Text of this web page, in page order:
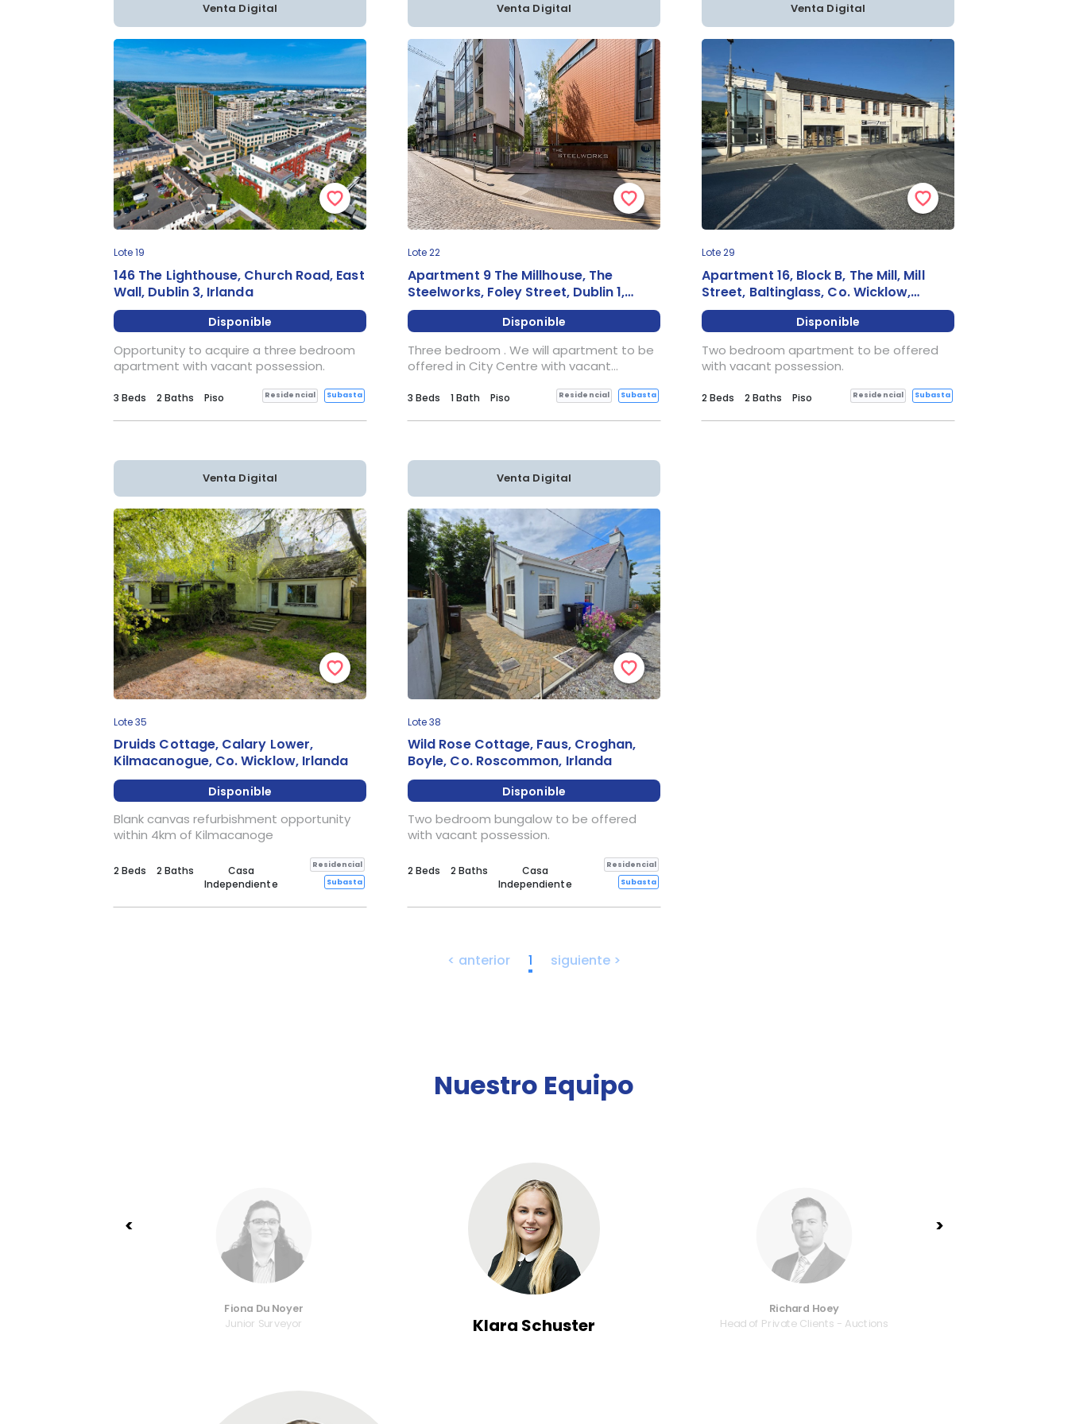
Venta Digital
Lote 19
146 The Lighthouse, Church Road, East
Wall, Dublin 3, Irlanda
Disponible
Opportunity to acquire a three bedroom
apartment with vacant possession.
3 Beds 2 Baths Piso Residencial Subasta
Venta Digital
Lote 22
Apartment 9 The Millhouse, The
Steelworks, Foley Street, Dublin 1,
Irlanda
Disponible
Three bedroom . We will apartment to be
offered in City Centre with vacant
3 Beds 1 Bath Piso Residencial Subasta
Venta Digital
Lote 29
Apartment 16, Block B, The Mill, Mill
Street, Baltinglass, Co. Wicklow,
Irlanda
Disponible
Two bedroom apartment to be offered
with vacant possession.
2 Beds 2 Baths Piso Residencial Subasta
Venta Digital
Lote 35
Druids Cottage, Calary Lower,
Kilmacanogue, Co. Wicklow, Irlanda
Disponible
Blank canvas refurbishment opportunity
within 4km of Kilmacanoge
2 Beds 2 Baths
Casa
Independiente
Residencial
Subasta
Venta Digital
Lote 38
Wild Rose Cottage, Faus, Croghan,
Boyle, Co. Roscommon, Irlanda
Disponible
Two bedroom bungalow to be offered
with vacant possession.
2 Beds 2 Baths
Casa
Independiente
Residencial
Subasta
< anterior 1 siguiente >
Nuestro Equipo
Fiona Du Noyer
Junior Surveyor
Klara Schuster
Richard Hoey
Head of Private Clients - Auctions
>
<